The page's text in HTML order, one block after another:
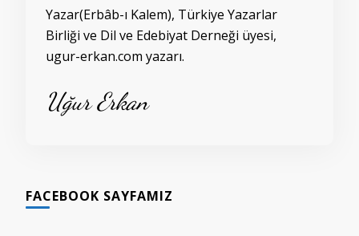
Yazar(Erbâb-ı Kalem), Türkiye Yazarlar
Birliği ve Dil ve Edebiyat Derneği üyesi,
ugur-erkan.com yazarı.
Uğur Erkan
FACEBOOK SAYFAMIZ